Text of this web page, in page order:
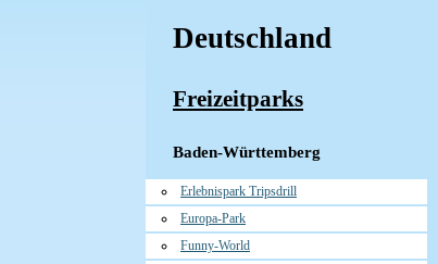
Deutschland
Freizeitparks
Baden-Württemberg
Erlebnispark Tripsdrill
Europa-Park
Funny-World